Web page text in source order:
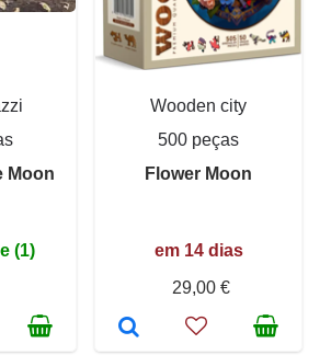
Moon
(1)
Wooden city
500 peças
Flower Moon
em 14 dias
29,00 €